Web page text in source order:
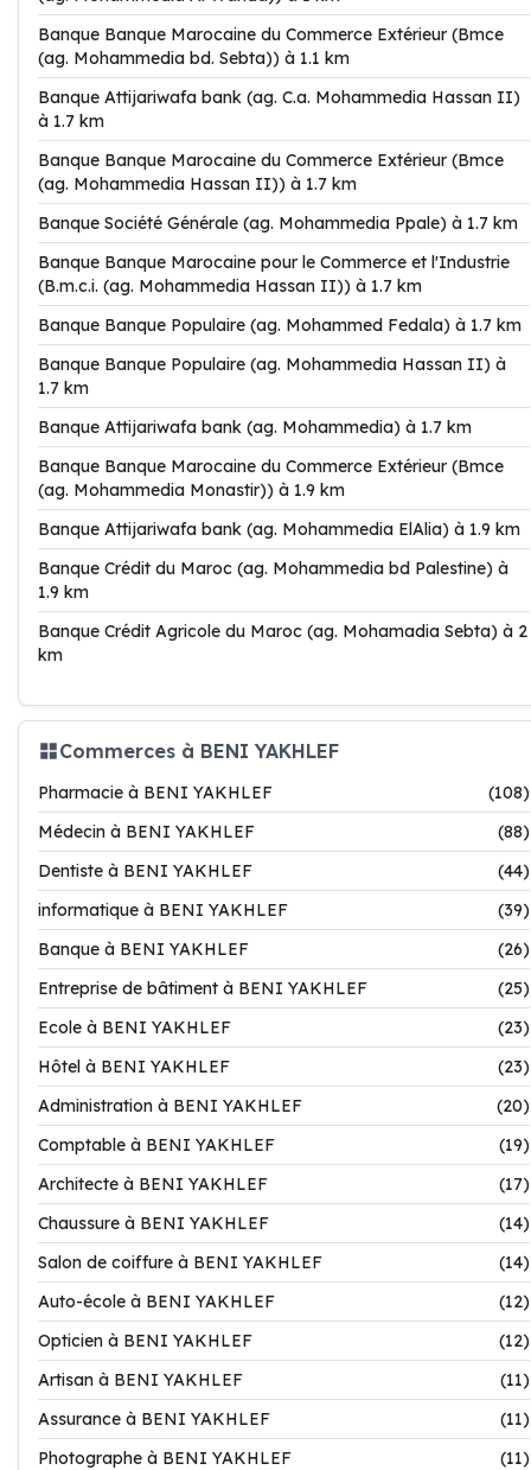
Banque Banque Marocaine du Commerce Extérieur (Bmce
(ag. Mohammedia bd. Sebta)) à 1.1 km
Banque Attijariwafa bank (ag. C.a. Mohammedia Hassan II)
à 1.7 km
Banque Banque Marocaine du Commerce Extérieur (Bmce
(ag. Mohammedia Hassan II)) à 1.7 km
Banque Société Générale (ag. Mohammedia Ppale) à 1.7 km
Banque Banque Marocaine pour le Commerce et l'Industrie
(B.m.c.i. (ag. Mohammedia Hassan II)) à 1.7 km
Banque Banque Populaire (ag. Mohammed Fedala) à 1.7 km
Banque Banque Populaire (ag. Mohammedia Hassan II) à
1.7 km
Banque Attijariwafa bank (ag. Mohammedia) à 1.7 km
Banque Banque Marocaine du Commerce Extérieur (Bmce
(ag. Mohammedia Monastir)) à 1.9 km
Banque Attijariwafa bank (ag. Mohammedia ElAlia) à 1.9 km
Banque Crédit du Maroc (ag. Mohammedia bd Palestine) à
1.9 km
Banque Crédit Agricole du Maroc (ag. Mohamadia Sebta) à 2
km
Commerces à BENI YAKHLEF
Pharmacie à BENI YAKHLEF
(108)
Médecin à BENI YAKHLEF
(88)
Dentiste à BENI YAKHLEF
(44)
informatique à BENI YAKHLEF
(39)
Banque à BENI YAKHLEF
(26)
Entreprise de bâtiment à BENI YAKHLEF
(25)
Ecole à BENI YAKHLEF
(23)
Hôtel à BENI YAKHLEF
(23)
Administration à BENI YAKHLEF
(20)
Comptable à BENI YAKHLEF
(19)
Architecte à BENI YAKHLEF
(17)
Chaussure à BENI YAKHLEF
(14)
Salon de coiffure à BENI YAKHLEF
(14)
Auto-école à BENI YAKHLEF
(12)
Opticien à BENI YAKHLEF
(12)
Artisan à BENI YAKHLEF
(11)
Assurance à BENI YAKHLEF
(11)
Photographe à BENI YAKHLEF
(11)